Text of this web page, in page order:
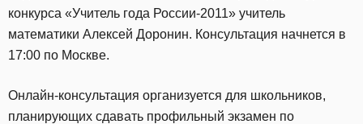
конкурса «Учитель года России-2011» учитель
математики Алексей Доронин. Консультация начнется в
17:00 по Москве.
Онлайн-консультация организуется для школьников,
планирующих сдавать профильный экзамен по